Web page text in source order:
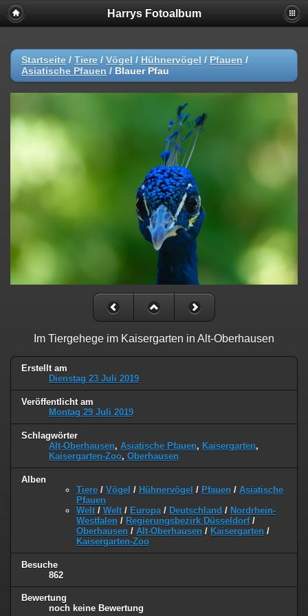
Harrys Fotoalbum
Startseite / Tiere / Vögel / Hühnervögel / Pfauen /
Asiatische Pfauen / Blauer Pfau
Im Tiergehege im Kaisergarten in Alt-Oberhausen
Erstellt am
Dienstag 23 Juli 2019
Veröffentlicht am
Montag 29 Juli 2019
Schlagwörter
Alt-Oberhausen, Asiatische Pfauen, Kaisergarten,
Kaisergarten-Zoo, Oberhausen
Alben
Tiere / Vögel / Hühnervögel / Pfauen / Asiatische
Pfauen
Welt / Welt / Europa / Deutschland / Nordrhein-
Westfalen / Regierungsbezirk Düsseldorf/
Oberhausen / Alt-Oberhausen / Kaisergarten /
Kaisergarten-Zoo
Besuche
862
Bewertung
noch keine Bewertung